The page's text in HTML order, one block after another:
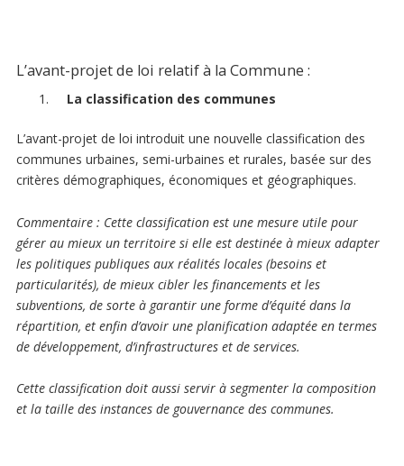
L’avant-projet de loi relatif à la Commune :
La classification des communes
L’avant-projet de loi introduit une nouvelle classification des
communes urbaines, semi-urbaines et rurales, basée sur des
critères démographiques, économiques et géographiques.
Commentaire : Cette classification est une mesure utile pour
gérer au mieux un territoire si elle est destinée à mieux adapter
les politiques publiques aux réalités locales (besoins et
particularités), de mieux cibler les financements et les
subventions, de sorte à garantir une forme d’équité dans la
répartition, et enfin d’avoir une planification adaptée en termes
de développement, d’infrastructures et de services.
Cette classification doit aussi servir à segmenter la composition
et la taille des instances de gouvernance des communes.